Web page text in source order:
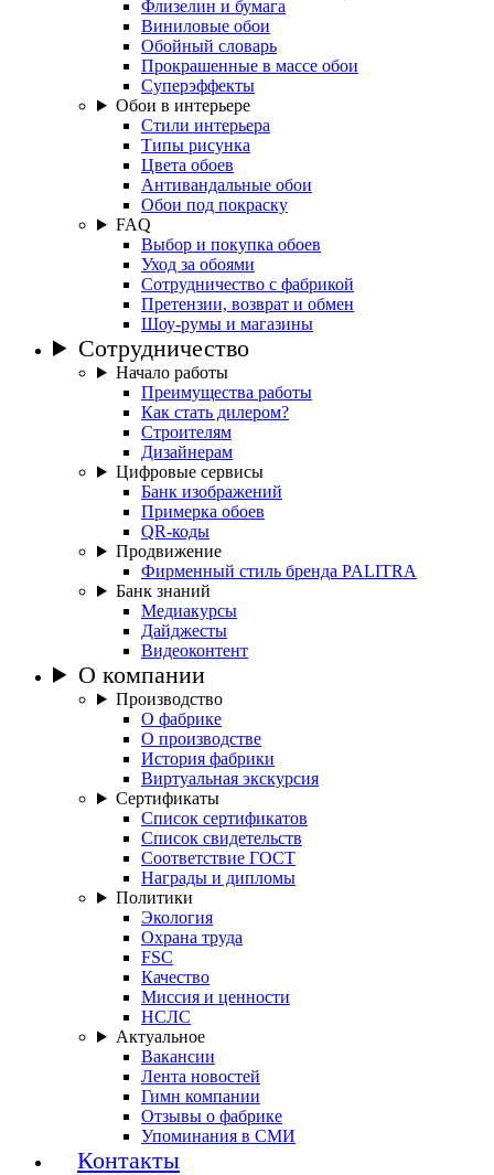
Флизелин и бумага
Виниловые обои
Обойный словарь
Прокрашенные в массе обои
Суперэффекты
Обои в интерьере
Стили интерьера
Типы рисунка
Цвета обоев
Антивандальные обои
Обои под покраску
FAQ
Выбор и покупка обоев
Уход за обоями
Сотрудничество с фабрикой
Претензии, возврат и обмен
Шоу-румы и магазины
Сотрудничество
Начало работы
Преимущества работы
Как стать дилером?
Строителям
Дизайнерам
Цифровые сервисы
Банк изображений
Примерка обоев
QR-коды
Продвижение
Фирменный стиль бренда PALITRA
Банк знаний
Медиакурсы
Дайджесты
Видеоконтент
О компании
Производство
О фабрике
О производстве
История фабрики
Виртуальная экскурсия
Сертификаты
Список сертификатов
Список свидетельств
Соответствие ГОСТ
Награды и дипломы
Политики
Экология
Охрана труда
FSC
Качество
Миссия и ценности
НСЛС
Актуальное
Вакансии
Лента новостей
Гимн компании
Отзывы о фабрике
Упоминания в СМИ
Контакты